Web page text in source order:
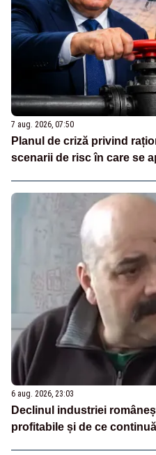
7 aug. 2026, 07:50
Planul de criză privind
scenarii de risc în care se
6 aug. 2026, 23:03
Declinul industriei
profitabile și de ce